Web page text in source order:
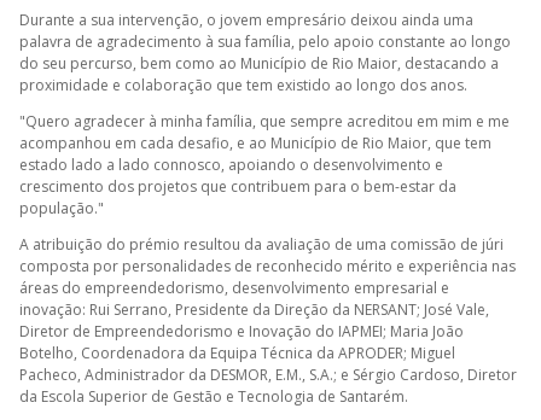
Durante a sua intervenção, o jovem empresário deixou ainda uma
palavra de agradecimento à sua família, pelo apoio constante ao longo
do seu percurso, bem como ao Município de Rio Maior, destacando a
proximidade e colaboração que tem existido ao longo dos anos.
"Quero agradecer à minha família, que sempre acreditou em mim e me
acompanhou em cada desafio, e ao Município de Rio Maior, que tem
estado lado a lado connosco, apoiando o desenvolvimento e
crescimento dos projetos que contribuem para o bem-estar da
população."
A atribuição do prémio resultou da avaliação de uma comissão de júri
composta por personalidades de reconhecido mérito e experiência nas
áreas do empreendedorismo, desenvolvimento empresarial e
inovação: Rui Serrano, Presidente da Direção da NERSANT; José Vale,
Diretor de Empreendedorismo e Inovação do IAPMEI; Maria João
Botelho, Coordenadora da Equipa Técnica da APRODER; Miguel
Pacheco, Administrador da DESMOR, E.M., S.A.; e Sérgio Cardoso, Diretor
da Escola Superior de Gestão e Tecnologia de Santarém.